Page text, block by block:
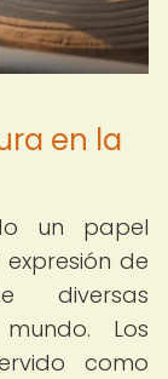
en la
un papel
de
diversas
Los
como